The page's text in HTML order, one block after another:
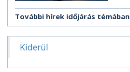
További hírek időjárás témában
Kiderül